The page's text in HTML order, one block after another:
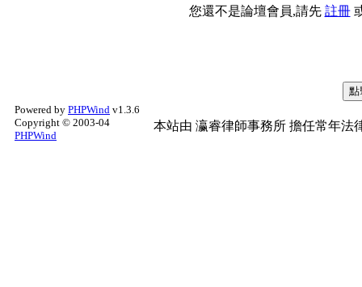
您還不是論壇會員,請先 註冊
Powered by PHPWind v1.3.6
Copyright © 2003-04
PHPWind
本站由 瀛睿律師事務所 擔任常年法